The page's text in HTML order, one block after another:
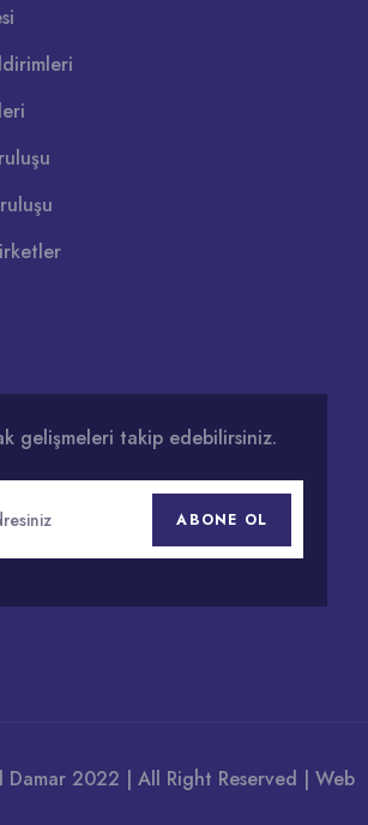
gelişmeleri takip edebilirsiniz.
ABONE OL
2022 | All Right Reserved | Web